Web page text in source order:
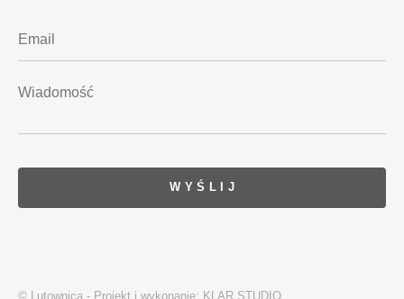
© Lutownica - Projekt i wykonanie: KLAR STUDIO